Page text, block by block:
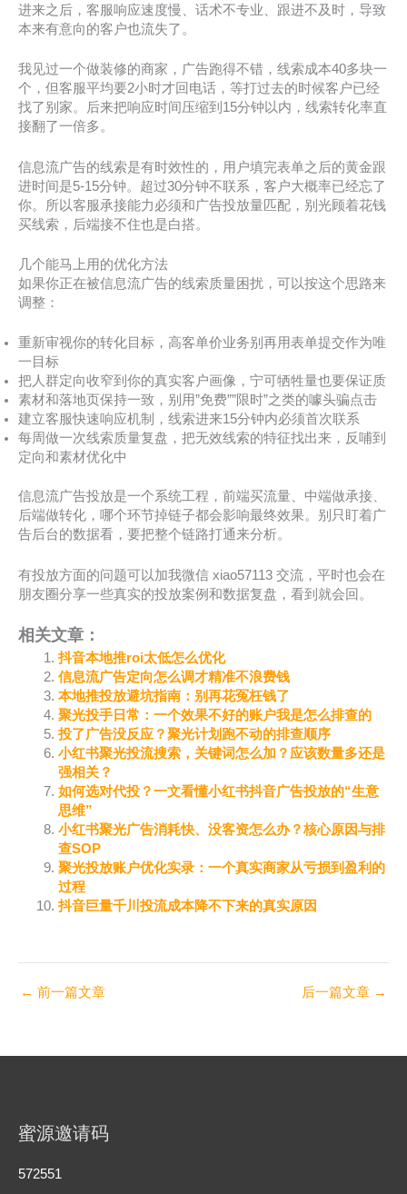
进来之后，客服响应速度慢、话术不专业、跟进不及时，导致
本来有意向的客户也流失了。
我见过一个做装修的商家，广告跑得不错，线索成本40多块一
个，但客服平均要2小时才回电话，等打过去的时候客户已经
找了别家。后来把响应时间压缩到15分钟以内，线索转化率直
接翻了一倍多。
信息流广告的线索是有时效性的，用户填完表单之后的黄金跟
进时间是5-15分钟。超过30分钟不联系，客户大概率已经忘了
你。所以客服承接能力必须和广告投放量匹配，别光顾着花钱
买线索，后端接不住也是白搭。
几个能马上用的优化方法
如果你正在被信息流广告的线索质量困扰，可以按这个思路来
调整：
重新审视你的转化目标，高客单价业务别再用表单提交作为唯
一目标
把人群定向收窄到你的真实客户画像，宁可牺牲量也要保证质
素材和落地页保持一致，别用”免费””限时”之类的噱头骗点击
建立客服快速响应机制，线索进来15分钟内必须首次联系
每周做一次线索质量复盘，把无效线索的特征找出来，反哺到
定向和素材优化中
信息流广告投放是一个系统工程，前端买流量、中端做承接、
后端做转化，哪个环节掉链子都会影响最终效果。别只盯着广
告后台的数据看，要把整个链路打通来分析。
有投放方面的问题可以加我微信 xiao57113 交流，平时也会在
朋友圈分享一些真实的投放案例和数据复盘，看到就会回。
相关文章：
抖音本地推roi太低怎么优化
信息流广告定向怎么调才精准不浪费钱
本地推投放避坑指南：别再花冤枉钱了
聚光投手日常：一个效果不好的账户我是怎么排查的
投了广告没反应？聚光计划跑不动的排查顺序
小红书聚光投流搜索，关键词怎么加？应该数量多还是
强相关？
如何选对代投？一文看懂小红书抖音广告投放的“生意
思维”
小红书聚光广告消耗快、没客资怎么办？核心原因与排
查SOP
聚光投放账户优化实录：一个真实商家从亏损到盈利的
过程
抖音巨量千川投流成本降不下来的真实原因
← 前一篇文章 后一篇文章 →
蜜源邀请码
572551